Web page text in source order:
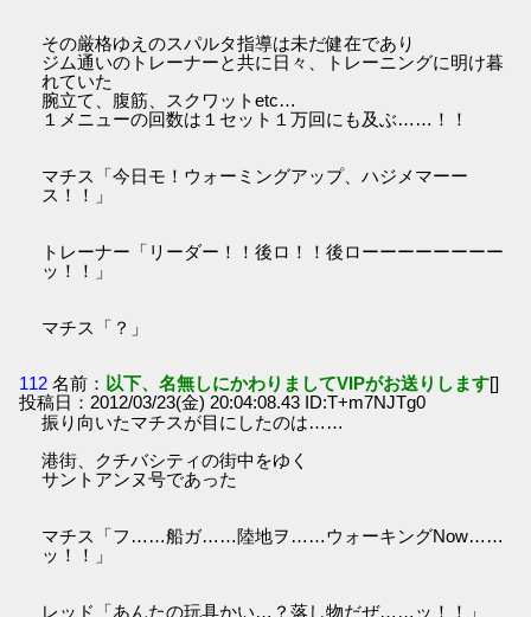
その厳格ゆえのスパルタ指導は未だ健在であり
ジム通いのトレーナーと共に日々、トレーニングに明け暮
れていた
腕立て、腹筋、スクワットetc…
１メニューの回数は１セット１万回にも及ぶ……！！
マチス「今日モ！ウォーミングアップ、ハジメマーー
ス！！」
トレーナー「リーダー！！後ロ！！後ローーーーーーーー
ッ！！」
マチス「？」
112 名前： 以下、名無しにかわりましてVIPがお送りします[]
投稿日：2012/03/23(金) 20:04:08.43 ID:T+m7NJTg0
振り向いたマチスが目にしたのは……
港街、クチバシティの街中をゆく
サントアンヌ号であった
マチス「フ……船ガ……陸地ヲ……ウォーキングNow……
ッ！！」
レッド「あんたの玩具かい…？落し物だぜ……ッ！！」